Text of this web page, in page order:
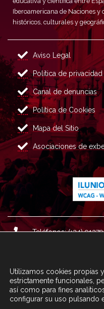
Iberoamericana de Naciones
históricos, culturales y
Aviso Legal
Política de privacidad
Canal de denuncias
Política de Cookies
Mapa del Sitio
Asociaciones de
Teléfonos: (+34)
Correo :
Utilizamos cookies propias
estrictamente funcionales,
así como para fines
configurar su uso pulsando